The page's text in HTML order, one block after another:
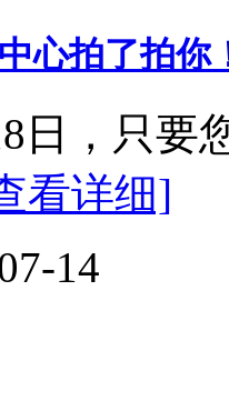
心拍了拍你
日，只要
看详细]
14